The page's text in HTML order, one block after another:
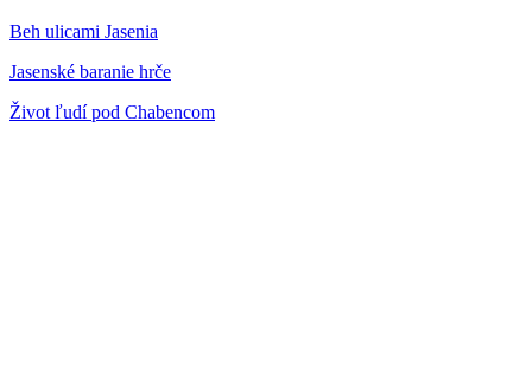
Beh ulicami Jasenia
Jasenské baranie hrče
Život ľudí pod Chabencom